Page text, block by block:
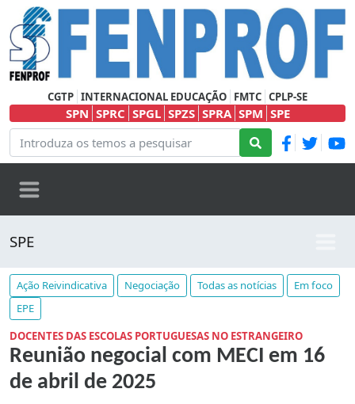
CGTP INTERNACIONAL EDUCAÇÃO FMTC CPLP-SE
SPN SPRC SPGL SPZS SPRA SPM SPE
SPE
Ação Reivindicativa Negociação Todas as notícias
Em foco
EPE
DOCENTES DAS ESCOLAS PORTUGUESAS NO ESTRANGEIRO
Reunião negocial com MECI em 16
de abril de 2025